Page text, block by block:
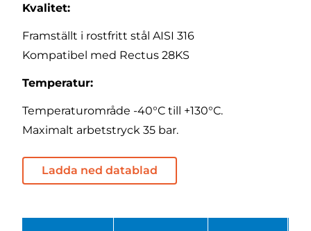
Kvalitet:
Framställt i rostfritt stål AISI 316
Kompatibel med Rectus 28KS
Temperatur:
Temperaturområde -40°C till +130°C.
Maximalt arbetstryck 35 bar.
Ladda ned datablad